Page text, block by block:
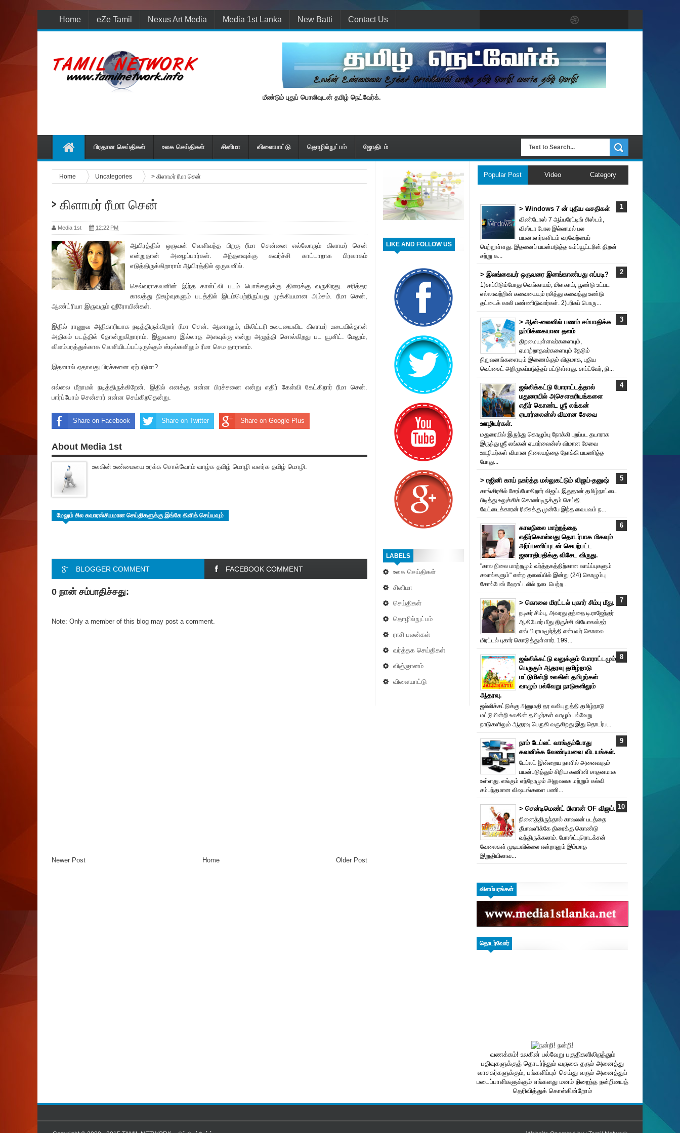
Home eZe Tamil Nexus Art Media Media 1st Lanka New Batti Contact Us
மீண்டும் புதுப் பொலிவுடன் தமிழ் நெட்வேர்க்.
பிரதான செய்திகள் உலக செய்திகள் சினிமா விளையாட்டு தொழில்நுட்பம் ஜோதிடம்
LIKE AND FOLLOW US
LABELS
உலக செய்திகள்
சினிமா
செய்திகள்
தொழில்நுட்பம்
ராசி பலன்கள்
வர்த்தக செய்திகள்
விஞ்ஞானம்
விளையாட்டு
Home Uncategories > கிளாமர் ரீமா சென்
> கிளாமர் ரீமா சென்
Media 1st 12:22 PM
ஆயிரத்தில் ஒருவன் வெளிவந்த பிறகு ‌‌ரீமா சென்னை எல்லோரும் கிளாமர் சென்
என்றுதான் அழைப்பார்கள். அந்தளவுக்கு கவர்ச்சி காட்டாறாக பிரவாகம்
எடுத்திருக்கிறாராம் ஆயிரத்தில் ஒருவனில்.
செல்வராகவனின் இந்த காஸ்ட்லி படம் பொங்கலுக்கு திரைக்கு வருகிறது. ச‌ரித்தர
காலத்து நிகழ்வுகளும் படத்தில் இடம்பெற்றிருப்பது முக்கியமான அம்சம். ‌ரீமா சென்,
ஆண்ட்‌ரியா இருவரும் ஹீரோயின்கள்.
இதில் ராணுவ அதிகா‌ரியாக நடித்திருக்கிறார் ‌‌ரீமா சென். ஆனாலும், மிலிட்ட‌ரி உடையைவிட கிளாமர் உடையில்தான்
அதிகம் படத்தில் தோன்றுகிறாராம். இதுவரை இல்லாத அளவுக்கு என்று அழுத்தி சொல்கிறது பட யூனிட். மேலும்,
விளம்பரத்துக்காக வெளியிடப்பட்டிருக்கும் ஸ்டில்களிலும் ‌ரீமா செம தாராளம்.
இதனால் ஏதாவது பிரச்சனை ஏற்படுமா?
எல்லை மீறாமல் நடித்திருக்கிறேன். இதில் எனக்கு என்ன பிரச்சனை என்று எதிர் கேள்வி கேட்கிறார் ‌‌ரீமா சென்.
பார்ப்போம் சென்சார் என்ன செய்கிறதென்று.
Share on Facebook Share on Twitter Share on Google Plus
About Media 1st
உலகின் உண்மையை உரக்க சொல்வோம் வாழ்க தமிழ் மொழி வளர்க தமிழ் மொழி.
மேலும் சில சுவாரஸ்சியமான செய்திகளுக்கு இங்கே கிளிக் செய்யவும்
BLOGGER COMMENT FACEBOOK COMMENT
0 நான் சம்பாதிச்சது:
Note: Only a member of this blog may post a comment.
Newer Post Older Post
Home
Popular Post Video Category
> Windows 7 ன் புதிய வசதிகள்
விண்டோஸ் 7 ஆப்பரேட்டிங் சிஸ்டம்,
விஸ்டா போல இல்லாமல் பல
பயனாளர்களிடம் வரவேற்பைப்
பெற்றுள்ளது. இதனைப் பயன்படுத்த கம்ப்யூட்டரின் திறன்
சற்று க...
> இலங்கையர் ஒருவரை இனங்காண்பது எப்படி?
1)சாப்பிடும்போது வெங்காயம், மிளகாய், பூண்டு உட்பட
எல்லாவற்றின் சுவையையும் ரசித்து சுவைத்து உண்டு
தட்டைக் காலி பண்ணிடுவார்கள். 2)பரிசுப் பொரு...
> ஆன்-லைனில் பணம் சம்பாதிக்க
நம்பிக்கையான தளம்
திறமையுள்ளவர்களையும்,
ஏமாற்றாதவர்களையும் தேடும்
நிறுவனங்களையும் இணைக்கும் விதமாக, புதிய
வெப்சைட் அறிமுகப்படுத்தப் பட்டுள்ளது. சாப்ட்வேர், நி...
ஜல்லிக்கட்டு போராட்டத்தால்
மதுரையில் அசௌகரியங்களை
எதிர் கொண்ட ஶ்ரீ லங்கன்
ஏயார்லைன்ஸ் விமான சேவை
ஊழியர்கள்.
மதுரையில் இருந்து கொழும்பு நோக்கி புறப்பட தயாராக
இருந்து ஶ்ரீ லங்கன் ஏயார்லைன்ஸ் விமான சேவை
ஊழியர்கள் விமான நிலையத்தை நோக்கி பயணித்த
போது...
> ரஜினி காய் நகர்த்த மல்லுகட்டும் விஜய்-தனுஷ்
காங்கிரசில் சேரப்போகிறார் விஜய். இதுதான் தமிழ்நாட்டை
பிடித்து உலுக்கிக் கொண்டிருக்கும் செய்தி.
வேட்டைக்காரன் ரிலீசுக்கு முன்பே இந்த வைபவம் ந...
காலநிலை மாற்றத்தை
எதிர்கொள்வது தொடர்பாக மிகவும்
அர்ப்பணிப்புடன் செயற்பட்ட
ஜனாதிபதிக்கு விசேட விருது.
"கால நிலை மாற்றமும் வர்த்தகத்திற்கான வாய்ப்புகளும்
சவால்களும்" என்ற தலைப்பில் இன்று (24) கொழும்பு
கோல்பேஸ் ஹோட்டலில் நடைபெற்ற...
> கொலை மிரட்டல் புகார் சிம்பு மீது.
நடிகர் சிம்பு, அவரது தந்தை டி.ராஜேந்தர்
ஆகியோர் மீது திருச்சி வியோகஸ்தர்
எஸ்.பி.ராமமூர்த்தி என்பவர் கொலை
மிரட்டல் புகார் கொடுத்துள்ளார். 199...
ஜல்லிக்கட்டு வலுக்கும் போராட்டமும்
பெருகும் ஆதரவு தமிழ்நாடு
மட்டுமின்றி உலகின் தமிழர்கள்
வாழும் பல்வேறு நாடுகளிலும்
ஆதரவு.
ஜல்லிக்கட்டுக்கு அனுமதி தர வலியுறுத்தி தமிழ்நாடு
மட்டுமின்றி உலகின் தமிழர்கள் வாழும் பல்வேறு
நாடுகளிலும் ஆதரவு பெருகி வருகிறது இது தொடர்ப...
நாம் டேப்லட் வாங்கும்போது
கவனிக்க வேண்டியவை விடயங்கள்.
டேப்லட் இன்றைய நாளில் அனைவரும்
பயன்படுத்தும் சிறிய கணினி சாதனமாக
உள்ளது. எங்கும் எந்நேரமும் அலுவலக மற்றும் கல்வி
சம்பந்தமான விஷயங்களை பணி...
> சென்டிமெண்ட் பிளான் OF விஜய்.
நினைத்திருந்தால் காவலன் படத்தை
தீபாவளிக்கே திரைக்கு கொண்டு
வந்திருக்கலாம். போஸ்ட்புரொட‌க்சன்
வேலைகள் முடியவில்லை என்றாலும் இம்மாத
இறுதியிலாவ...
விளம்பரங்கள்
தொடர்வோர்
வணக்கம்! உலகின் பல்வேறு பகுதிகளிலிருந்தும்
பதிவுகளுக்குத் தொடர்ந்தும் வருகை தரும் அனைத்து
வாசகர்களுக்கும், பங்களிப்புச் செய்து வரும் அனைத்துப்
படைப்பாளிகளுக்கும் எங்களது மனம் நிறைந்த நன்றியைத்
தெரிவித்துக் கொள்கின்றோம்